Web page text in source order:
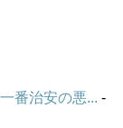
番治安の悪... -